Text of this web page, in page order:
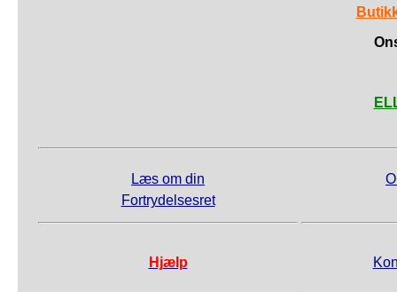
Læs om din
Fortrydelsesret
Hjælp